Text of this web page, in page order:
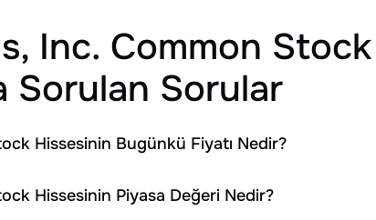
Inc. Common Stock
Sorulan Sorular
Hissesinin Bugünkü Fiyatı Nedir?
Hissesinin Piyasa Değeri Nedir?